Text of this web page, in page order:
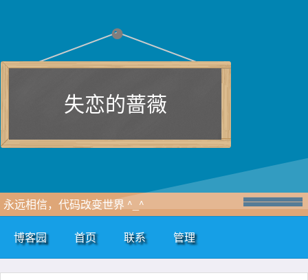
失恋的蔷薇
永远相信，代码改变世界 ^_^
博客园 首页 联系 管理